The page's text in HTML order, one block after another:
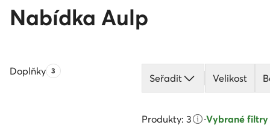
Nabídka Aulp
DoplňkyPočet produktů:
3
Seřadit Velikost
Produkty: 3 ·Vybrané filtry